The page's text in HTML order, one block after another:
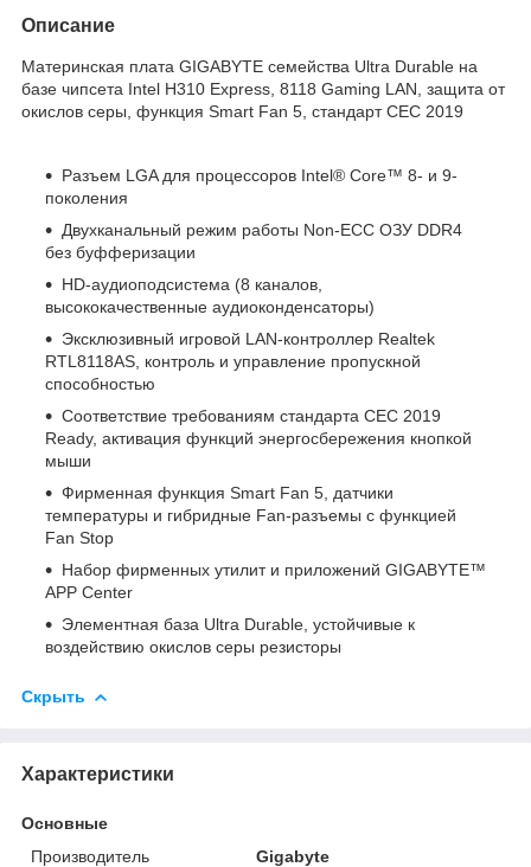
Описание
Материнская плата GIGABYTE семейства Ultra Durable на
базе чипсета Intel H310 Express, 8118 Gaming LAN, защита от
окислов серы, функция Smart Fan 5, стандарт CEC 2019
Разъем LGA для процессоров Intel® Core™ 8- и 9-
поколения
Двухканальный режим работы Non-ECC ОЗУ DDR4
без буфферизации
HD-аудиоподсистема (8 каналов,
высококачественные аудиоконденсаторы)
Эксклюзивный игровой LAN-контроллер Realtek
RTL8118AS, контроль и управление пропускной
способностью
Соответствие требованиям стандарта CEC 2019
Ready, активация функций энергосбережения кнопкой
мыши
Фирменная функция Smart Fan 5, датчики
температуры и гибридные Fan-разъемы с функцией
Fan Stop
Набор фирменных утилит и приложений GIGABYTE™
APP Center
Элементная база Ultra Durable, устойчивые к
воздействию окислов серы резисторы
Скрыть
Характеристики
Основные
Производитель
Gigabyte